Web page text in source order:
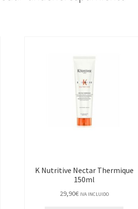
K Nutritive Nectar Thermique
150ml
29,90€ IVA INCLUIDO